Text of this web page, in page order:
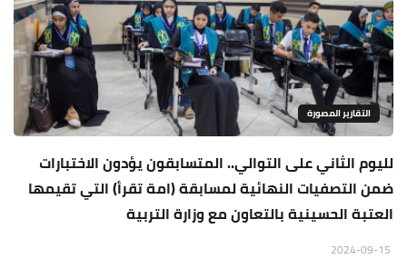
التقارير المصورة
لليوم الثاني على التوالي.. المتسابقون يؤدون الاختبارات
ضمن التصفيات النهائية لمسابقة (امة تقرأ) التي تقيمها
العتبة الحسينية بالتعاون مع وزارة التربية